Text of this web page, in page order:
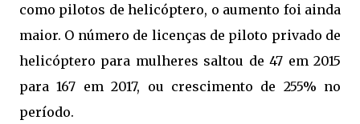
como pilotos de helicóptero, o aumento foi ainda
maior. O número de licenças de piloto privado de
helicóptero para mulheres saltou de 47 em 2015
para 167 em 2017, ou crescimento de 255% no
período.